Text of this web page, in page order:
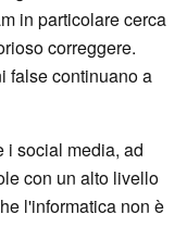
in particolare cerca
correggere.
false continuano a
i social media, ad
con un alto livello
l'informatica non è